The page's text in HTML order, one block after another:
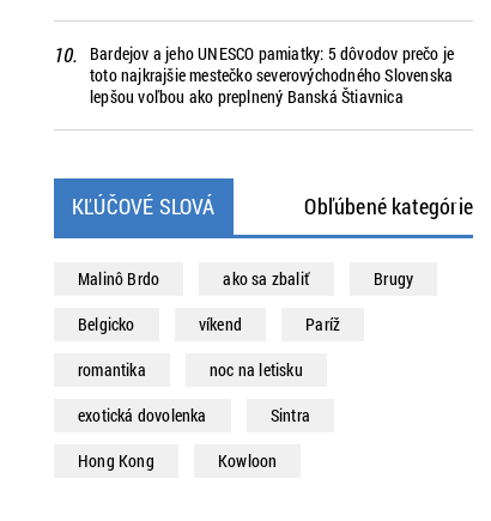
Bardejov a jeho UNESCO pamiatky: 5 dôvodov prečo je
toto najkrajšie mestečko severovýchodného Slovenska
lepšou voľbou ako preplnený Banská Štiavnica
KĽÚČOVÉ SLOVÁ Obľúbené kategórie
Malinô Brdo ako sa zbaliť
Brugy
Belgicko
víkend
Paríž
romantika
noc na letisku
exotická dovolenka
Sintra
Hong Kong
Kowloon